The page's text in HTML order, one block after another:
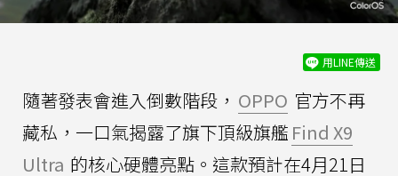
用LINE傳送
隨著發表會進入倒數階段， OPPO 官方不再
藏私，一口氣揭露了旗下頂級旗艦 Find X9
Ultra 的核心硬體亮點。這款預計在4月21日